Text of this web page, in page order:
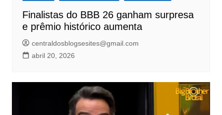
Finalistas do BBB 26 ganham surpresa
e prêmio histórico aumenta
centraldosblogsesites@gmail.com
abril 20, 2026